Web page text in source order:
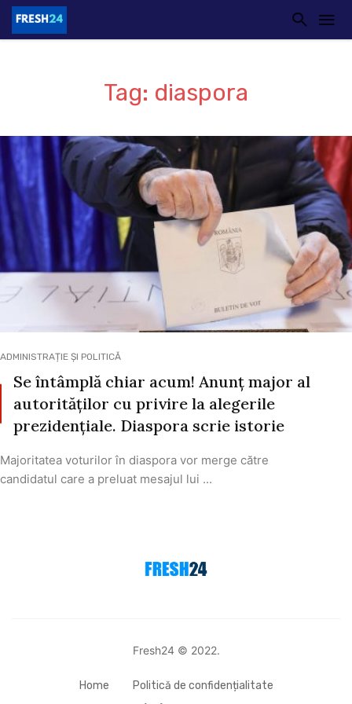
Tag: diaspora
ADMINISTRAȚIE ȘI POLITICĂ
Se întâmplă chiar acum! Anunț major al
autorităților cu privire la alegerile
prezidențiale. Diaspora scrie istorie
Majoritatea voturilor în diaspora vor merge către
candidatul care a preluat mesajul lui ...
Fresh24 © 2022.
Home
Politică de confidențialitate